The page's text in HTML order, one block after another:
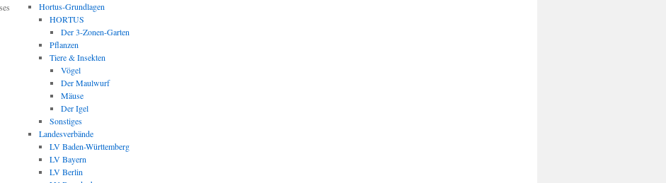
Hortus-Grundlagen
HORTUS
Der 3-Zonen-Garten
Pflanzen
Tiere & Insekten
Vögel
Der Maulwurf
Mäuse
Der Igel
Sonstiges
Landesverbände
LV Baden-Württemberg
LV Bayern
LV Berlin